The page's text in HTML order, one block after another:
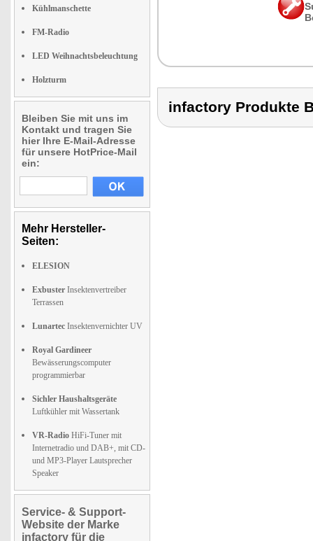
Kühlmanschette
FM-Radio
LED Weihnachtsbeleuchtung
Holzturm
Bleiben Sie mit uns im
Kontakt und tragen Sie
hier Ihre E-Mail-Adresse
für unsere HotPrice-Mail
ein:
Mehr Hersteller-
Seiten:
ELESION
Exbuster Insektenvertreiber
Terrassen
Lunartec Insektenvernichter UV
Royal Gardineer
Bewässerungscomputer
programmierbar
Sichler Haushaltsgeräte
Luftkühler mit Wassertank
VR-Radio HiFi-Tuner mit
Internetradio und DAB+, mit CD-
und MP3-Player Lautsprecher
Speaker
Service- & Support-
Website der Marke
infactory für die
infactory Produkte